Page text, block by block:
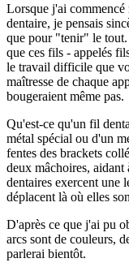
Lorsque j'ai
dentaire, je pensais
que pour "tenir" le
que ces fils - appelés
le travail difficile que
maîtresse de chaque
bougeraient même pas.
Qu'est-ce qu'un fil
métal spécial ou d'un
fentes des brackets
deux mâchoires, aidant
dentaires exercent une
déplacent là où elles
D'après ce que j'ai pu
arcs sont de couleurs,
parlerai bientôt.